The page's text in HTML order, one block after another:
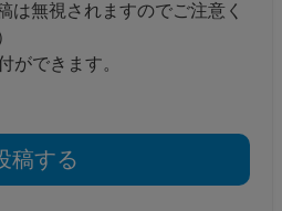
ができます。
は無視されますのでご注意く